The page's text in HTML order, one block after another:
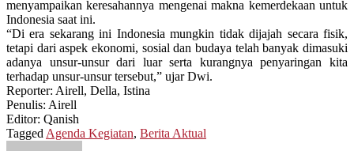
menyampaikan keresahannya mengenai makna kemerdekaan untuk
Indonesia saat ini.
“Di era sekarang ini Indonesia mungkin tidak dijajah secara fisik,
tetapi dari aspek ekonomi, sosial dan budaya telah banyak dimasuki
adanya unsur-unsur dari luar serta kurangnya penyaringan kita
terhadap unsur-unsur tersebut,” ujar Dwi.
Reporter: Airell, Della, Istina
Penulis: Airell
Editor: Qanish
Tagged Agenda Kegiatan, Berita Aktual